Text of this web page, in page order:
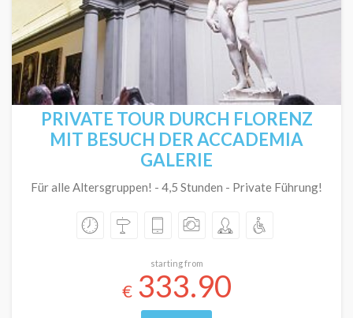
PRIVATE TOUR DURCH FLORENZ
MIT BESUCH DER ACCADEMIA
GALERIE
Für alle Altersgruppen! - 4,5 Stunden - Private Führung!
starting from
€333.90